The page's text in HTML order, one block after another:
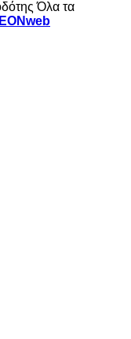
Όλα τα